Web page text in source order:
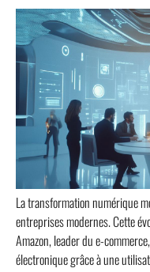
La transformation numérique
entreprises modernes. Cette
Amazon, leader du e-
électronique grâce à une